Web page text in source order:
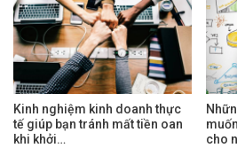
Kinh nghiệm kinh doanh thực
tế giúp bạn tránh mất tiền oan
khi khởi…
cho